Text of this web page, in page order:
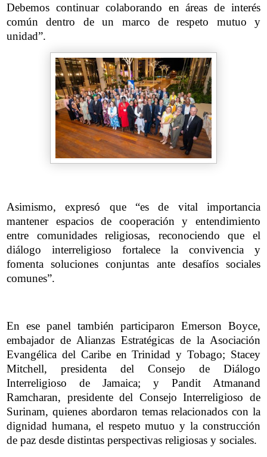
Debemos continuar colaborando en áreas de interés
común dentro de un marco de respeto mutuo y
unidad”.
Asimismo, expresó que “es de vital importancia
mantener espacios de cooperación y entendimiento
entre comunidades religiosas, reconociendo que el
diálogo interreligioso fortalece la convivencia y
fomenta soluciones conjuntas ante desafíos sociales
comunes”.
En ese panel también participaron Emerson Boyce,
embajador de Alianzas Estratégicas de la Asociación
Evangélica del Caribe en Trinidad y Tobago; Stacey
Mitchell, presidenta del Consejo de Diálogo
Interreligioso de Jamaica; y Pandit Atmanand
Ramcharan, presidente del Consejo Interreligioso de
Surinam, quienes abordaron temas relacionados con la
dignidad humana, el respeto mutuo y la construcción
de paz desde distintas perspectivas religiosas y sociales.